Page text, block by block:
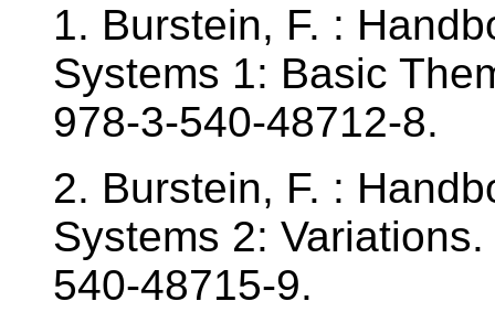
1. Burstein, F. :
Systems 1: Basic
978-3-540-48712-8.
2. Burstein, F. :
Systems 2:
540-48715-9.